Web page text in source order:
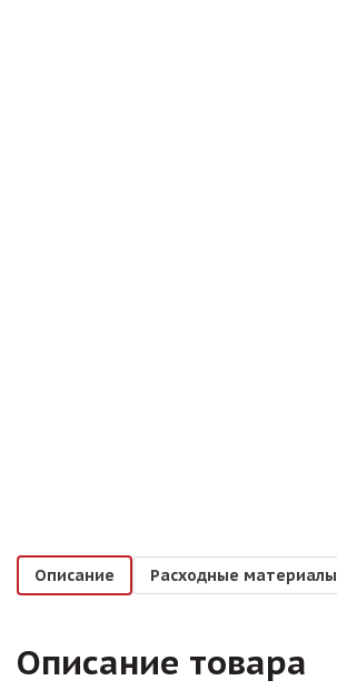
Описание Расходные материалы
Описание товара